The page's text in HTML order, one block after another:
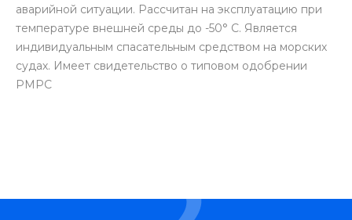
аварийной ситуации. Рассчитан на эксплуатацию при
температуре внешней среды до -50° С. Является
индивидуальным спасательным средством на морских
судах. Имеет свидетельство о типовом одобрении
РМРС